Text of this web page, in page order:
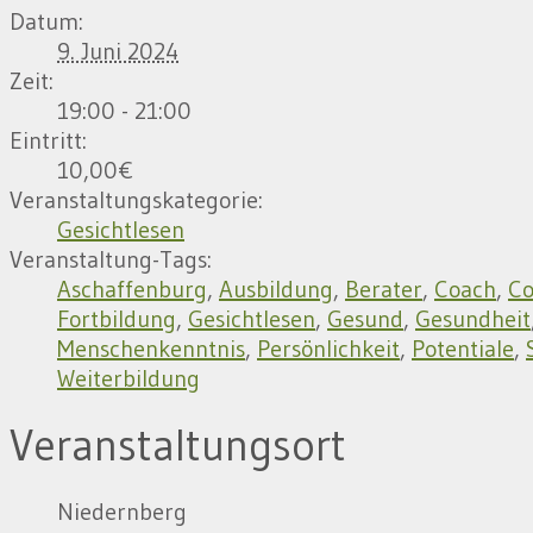
Datum:
9. Juni 2024
Zeit:
19:00 - 21:00
Eintritt:
10,00€
Veranstaltungskategorie:
Gesichtlesen
Veranstaltung-Tags:
Aschaffenburg, Ausbildung, Berater, Coach,
Fortbildung, Gesichtlesen, Gesund, Gesundheit
Menschenkenntnis, Persönlichkeit, Potentiale,
Weiterbildung
Veranstaltungsort
Niedernberg